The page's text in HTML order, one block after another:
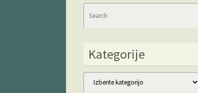
Kategorije
Kategorije